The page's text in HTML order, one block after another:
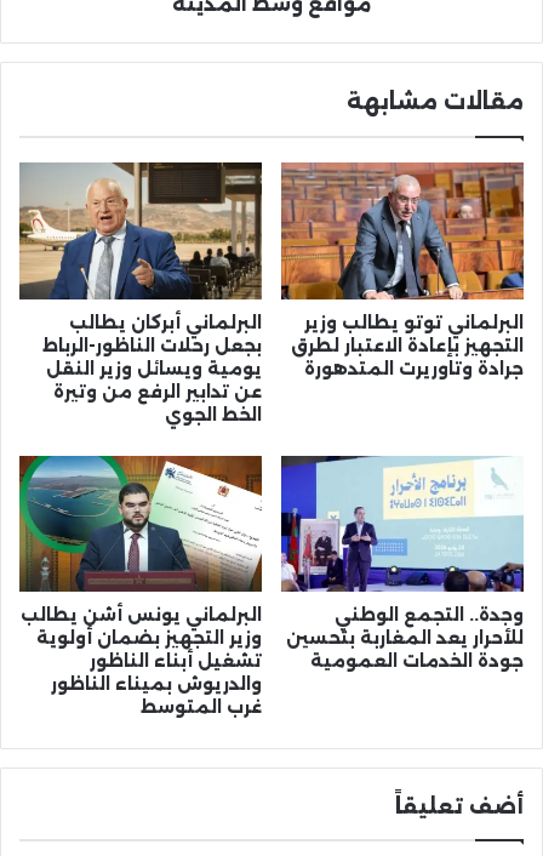
المدينة
مقالات مشابهة
البرلماني توتو يطالب وزير
التجهيز بإعادة الاعتبار لطرق
جرادة وتاوريرت المتدهورة
البرلماني أبركان يطالب
بجعل رحلات الناظور-الرباط
يومية ويسائل وزير النقل
عن تدابير الرفع من وتيرة
الخط الجوي
وجدة.. التجمع الوطني
للأحرار يعد المغاربة بتحسين
جودة الخدمات العمومية
البرلماني يونس أشن يطالب
وزير التجهيز بضمان أولوية
تشغيل أبناء الناظور
والدريوش بميناء الناظور
غرب المتوسط
أضف تعليقاً